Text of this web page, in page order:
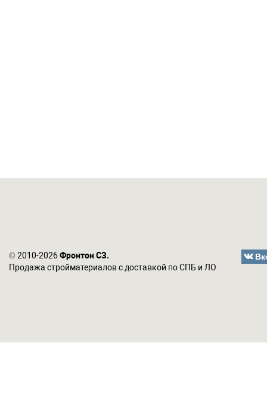
© 2010-2026Фронтон СЗ.
Продажа стройматериалов с доставкой по СПБ и ЛО